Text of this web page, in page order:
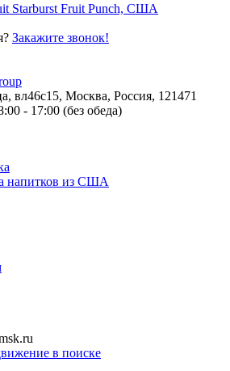
Starburst Fruit Punch, США
Закажите звонок!
вл46с15, Москва, Россия, 121471
- 17:00 (без обеда)
напитков из США
в поиске